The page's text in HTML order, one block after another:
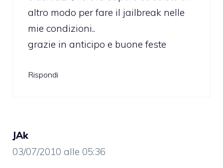
altro modo per fare il jailbreak nelle
mie condizioni..
grazie in anticipo e buone feste
Rispondi
JAk
03/07/2010 alle 05:36